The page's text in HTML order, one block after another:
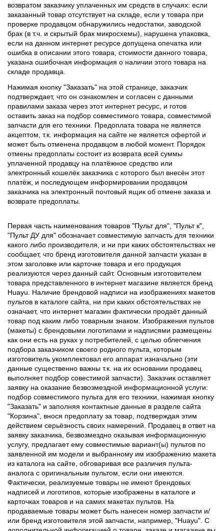
возвратом заказчику уплаченных им средств в случаях: если
заказанный товар отсутствует на складе, если у товара при
проверке продавцом обнаружились недостатки, заводской
брак (в т.ч. и скрытый брак микросхемы), нарушена упаковка,
если на данном интернет ресурсе допущена опечатка или
ошибка в описании этого товара, стоимости данного товара,
указана ошибочная информация о наличии этого товара на
складе продавца.
Нажимая кнопку "Заказать" на этой странице, заказчик
подтверждает, что он ознакомлен и согласен с данными
правилами заказа через этот интернет ресурс, и готов
оставить заказ на подбор совместимого товара, совместимой
запчасти для его техники. Предоплата товара не является
акцептом, т.к. информация на сайте не является офертой и
может быть отменена продавцом в любой момент. Порядок
отмены предоплаты состоит из возврата всей суммы
уплаченной продавцу на платёжное средство или
электронный кошелёк заказчика с которого был внесён этот
платёж, и последующем информировании продавцом
заказчика на электронный почтовый ящик об отмене заказа и
возврате предоплаты.
Первая часть наименования товаров "Пульт для", "Пульт к",
"Пульт ДУ для" обозначает совместимую запчасть для техники
какого либо производителя, и ни при каких обстоятельствах не
сообщает, что бренд изготовителя данной запчасти указан в
этом заголовке или карточке товара и его продукция
реализуются через данный сайт. Основным изготовителем
товара представленного в интернет магазине является бренд
Huayu. Наличие брендовой надписи на изображениях макетов
пультов в каталоге сайта, ни при каких обстоятельствах не
означает, что интернет магазин фактически продаёт данный
товар под каким либо товарным знаком. Изображения пультов
(макеты) с брендовыми логотипами и надписями размещены
как они есть на руках у потребителей, с целью облегчения
подбора заказчиком своего родного пульта, которым
изготовитель укомплектовал его аппарат изначально (эти
данные существенно важны т.к. на их основании продавец
выполняет подбор совестимой запчасти). Заказчик оставляет
заявку на оказание безвозмездной информационной услуги:
подбор совместимого пульта для его техники, нажимая кнопку
"Заказать" и заполняя контактные данные в разделе сайта
"Корзина", внося предоплату за товар, подтверждая этим
действием серьёзность своих намерений. Продавец в ответ на
заявку заказчика, безвозмездно оказывая информационную
услугу, предлагает ему совместимые вариант(ы) пультов по
заявленной им модели и выбранному им изображению макета
из каталога на сайте, обговаривая все различия пульта-
аналога с оригинальным пультом, если они имеются.
Фактически, реализуемые товары не имеют брендовых
надписей и логотипов, которые изображены в каталоге и
карточках товаров и на самих макетах пультов. На
продаваемые товары может быть нанесен номер запчасти и/
или бренд изготовителя этой запчасти, например, "Huayu". С